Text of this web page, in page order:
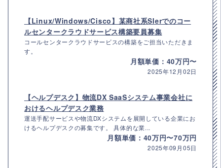
【Linux/Windows/Cisco】某商社系SIerでのコー
ルセンタークラウドサービス構築要員募集
コールセンタークラウドサービスの構築をご担当いただきま
す。
月額単価：40万円〜
2025年12月02日
【ヘルプデスク】物流DX SaaSシステム事業会社に
おけるヘルプデスク業務
運送手配サービスや物流DXシステムを展開している企業にお
けるヘルプデスクの募集です。 具体的な業...
月額単価：40万円〜70万円
2025年09月05日